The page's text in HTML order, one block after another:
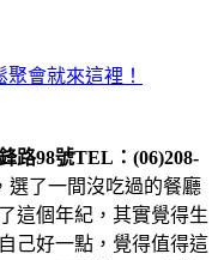
會就來這裡！
路98號TEL：(06)208-
選了一間沒吃過的餐廳
這個年紀，其實覺得生
己好一點，覺得值得這